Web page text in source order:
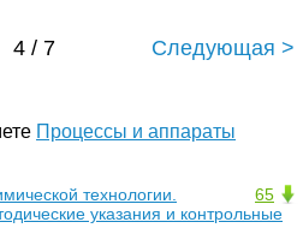
4 / 7 Следующая >
Процессы и аппараты
65
технологии.
указания и контрольные